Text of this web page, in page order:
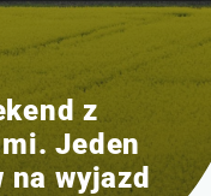
z
Jeden
wyjazd